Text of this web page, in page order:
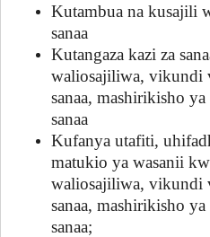
Kutambua na kusajili
sanaa
Kutangaza kazi za
waliosajiliwa, vikundi
sanaa, mashirikisho ya
sanaa
Kufanya utafiti,
matukio ya wasanii
waliosajiliwa, vikundi
sanaa, mashirikisho ya
sanaa;